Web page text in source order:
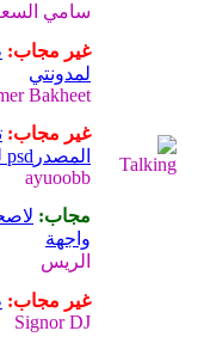
سامي
غير مجاب:
لمدونتي
Bakheet
غير مجاب:
المصدرpsd لكل طلبات
ayuoobb
مجاب:
واجهة
الريس
غير مجاب:
Signor DJ